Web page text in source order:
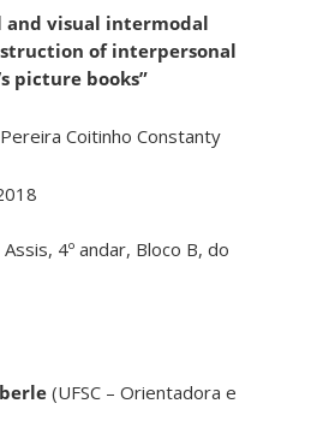
and visual intermodal
of interpersonal
picture books”
Coitinho Constanty
4º andar, Bloco B, do
(UFSC – Orientadora e